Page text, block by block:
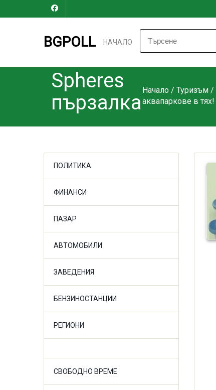
BGPOLL НАЧАЛО
Spheres
пързалка
Начало / Туризъм /
аквапаркове в тях!
ПОЛИТИКА
ФИНАНСИ
ПАЗАР
АВТОМОБИЛИ
ЗАВЕДЕНИЯ
БЕНЗИНОСТАНЦИИ
РЕГИОНИ
СВОБОДНО ВРЕМЕ